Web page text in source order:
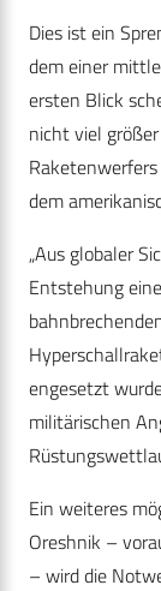
Dies ist ein
dem einer
ersten Blick
nicht viel
dem
„Aus globaler
Entstehung
engesetzt
militärischen
Ein weiteres
Oreshnik –
– wird die